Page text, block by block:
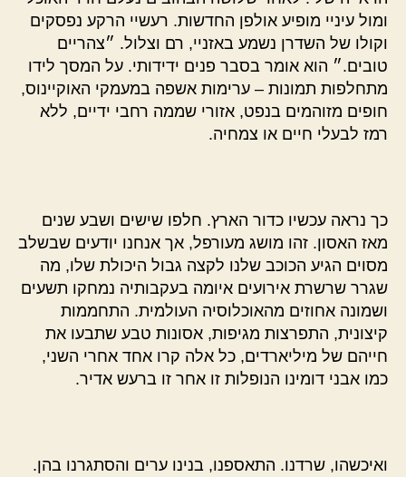
ומול עיניי מופיע אולפן החדשות. רעשיי הרקע נפסקים
וקולו של השדרן נשמע באזניי, רם וצלול. ״צהריים
טובים.״ הוא אומר בסבר פנים ידידותי. על המסך לידו
מתחלפות תמונות – ערימות אשפה במעמקי האוקיינוס,
חופים מזוהמים בנפט, אזורי שממה רחבי ידיים, ללא
רמז לבעלי חיים או צמחיה.
כך נראה עכשיו כדור הארץ. חלפו שישים ושבע שנים
מאז האסון. זהו מושג מעורפל, אך אנחנו יודעים שבשלב
מסוים הגיע הכוכב שלנו לקצה גבול היכולת שלו, מה
שגרר שרשרת אירועים איומה בעקבותיה נמחקו תשעים
ושמונה אחוזים מהאוכלוסיה העולמית. התחממות
קיצונית, התפרצות מגיפות, אסונות טבע שתבעו את
חייהם של מיליארדים, כל אלה קרו אחד אחרי השני,
כמו אבני דומינו הנופלות זו אחר זו ברעש אדיר.
ואיכשהו, שרדנו. התאספנו, בנינו ערים והסתגרנו בהן.